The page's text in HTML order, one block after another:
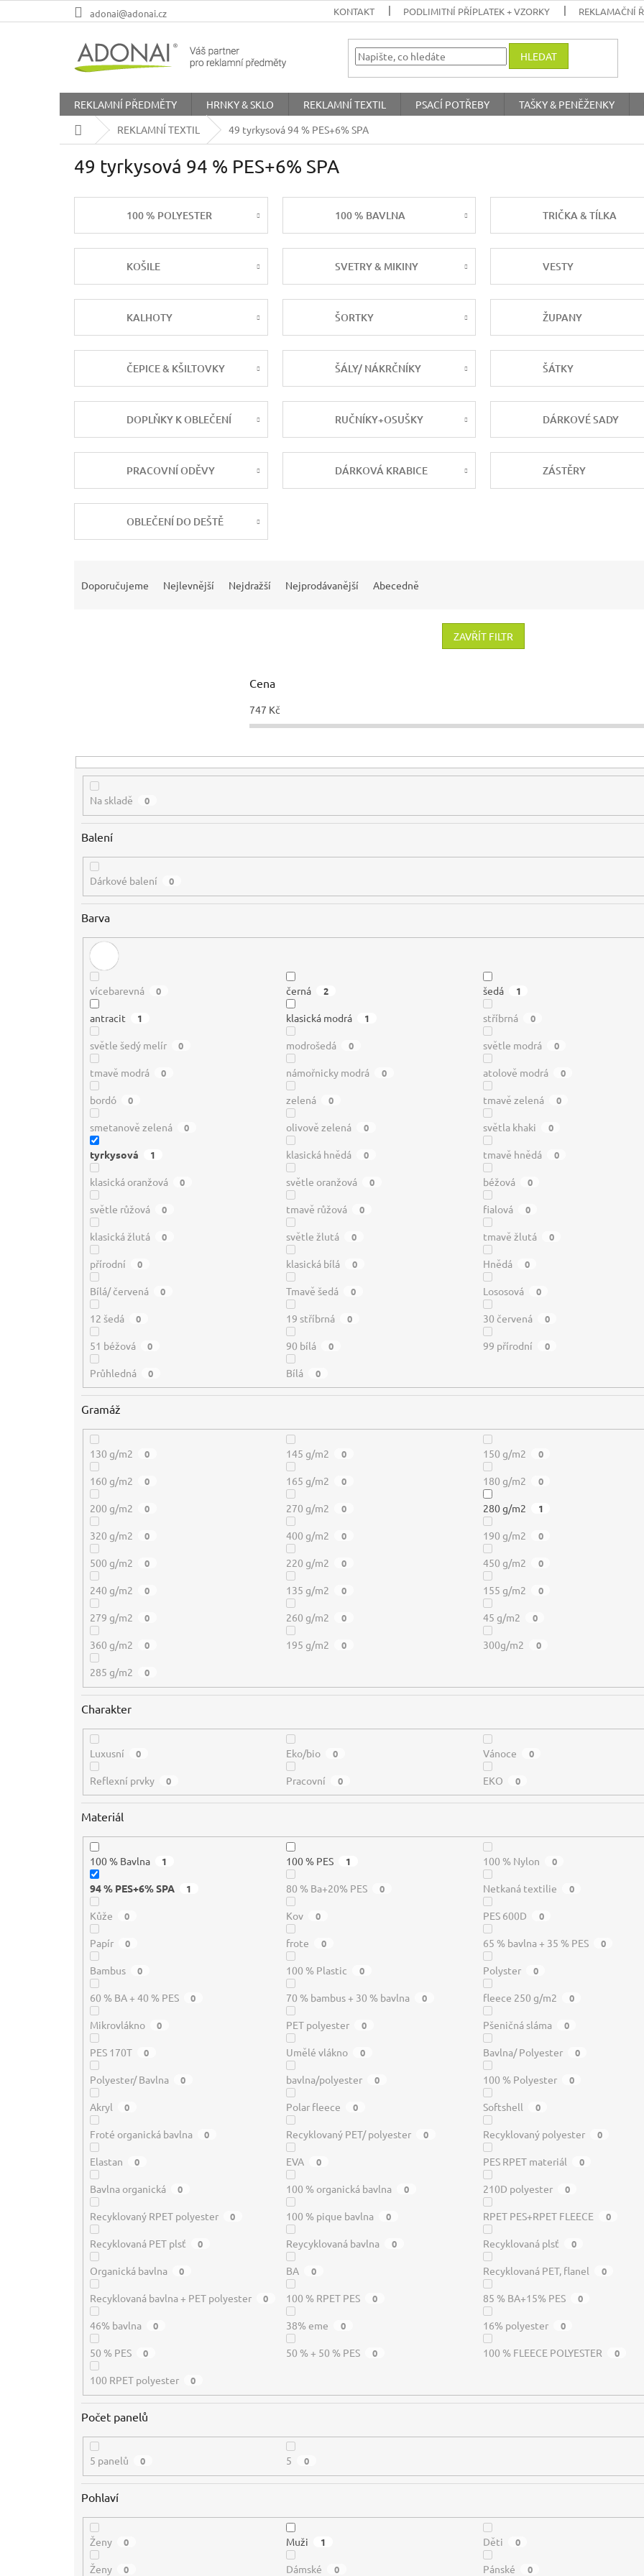
na
adonai@adonai.cz KONTAKT PODLIMITNÍ PŘÍPLATEK + VZORKY REKLAMAČNÍ
HLEDAT
REKLAMNÍ PŘEDMĚTY HRNKY & SKLO REKLAMNÍ TEXTIL PSACÍ POTŘEBY TAŠKY & PENĚŽENKY
Domů
REKLAMNÍ TEXTIL 49 tyrkysová 94 % PES+6% SPA
49 tyrkysová 94 % PES+6% SPA
100 % POLYESTER 100 % BAVLNA TRIČKA & TÍLKA
KOŠILE SVETRY & MIKINY VESTY
KALHOTY ŠORTKY ŽUPANY
ČEPICE & KŠILTOVKY ŠÁLY/ NÁKRČNÍKY ŠÁTKY
DOPLŇKY K OBLEČENÍ RUČNÍKY+OSUŠKY DÁRKOVÉ SADY
PRACOVNÍ ODĚVY DÁRKOVÁ KRABICE ZÁSTĚRY
OBLEČENÍ DO DEŠTĚ
t
ů
Doporučujeme Nejlevnější Nejdražší Nejprodávanější Abecedně
ZAVŘÍT FILTR
Cena
747 Kč
Na skladě 0
Balení
Dárkové balení 0
Barva
vícebarevná 0 černá 2 šedá 1
antracit 1 klasická modrá 1 stříbrná 0
světle šedý melír 0 modrošedá 0 světle modrá 0
tmavě modrá 0 námořnicky modrá 0 atolově modrá 0
bordó 0 zelená 0 tmavě zelená 0
smetanově zelená 0 olivově zelená 0 světla khaki 0
tyrkysová 1 klasická hnědá 0 tmavě hnědá 0
klasická oranžová 0 světle oranžová 0 béžová 0
světle růžová 0 tmavě růžová 0 fialová 0
klasická žlutá 0 světle žlutá 0 tmavě žlutá 0
přírodní 0 klasická bílá 0 Hnědá 0
Bílá/ červená 0 Tmavě šedá 0 Lososová 0
12 šedá 0 19 stříbrná 0 30 červená 0
51 béžová 0 90 bílá 0 99 přírodní 0
Průhledná 0 Bílá 0
Gramáž
130 g/m2 0 145 g/m2 0 150 g/m2 0
160 g/m2 0 165 g/m2 0 180 g/m2 0
200 g/m2 0 270 g/m2 0 280 g/m2 1
320 g/m2 0 400 g/m2 0 190 g/m2 0
500 g/m2 0 220 g/m2 0 450 g/m2 0
240 g/m2 0 135 g/m2 0 155 g/m2 0
279 g/m2 0 260 g/m2 0 45 g/m2 0
360 g/m2 0 195 g/m2 0 300g/m2 0
285 g/m2 0
Charakter
Luxusní 0 Eko/bio 0 Vánoce 0
Reflexní prvky 0 Pracovní 0 EKO 0
Materiál
100 % Bavlna 1 100 % PES 1 100 % Nylon 0
94 % PES+6% SPA 1 80 % Ba+20% PES 0 Netkaná textilie 0
Kůže 0 Kov 0 PES 600D 0
Papír 0 frote 0 65 % bavlna + 35 % PES 0
Bambus 0 100 % Plastic 0 Polyster 0
60 % BA + 40 % PES 0 70 % bambus + 30 % bavlna 0 fleece 250 g/m2 0
Mikrovlákno 0 PET polyester 0 Pšeničná sláma 0
PES 170T 0 Umělé vlákno 0 Bavlna/ Polyester 0
Polyester/ Bavlna 0 bavlna/polyester 0 100 % Polyester 0
Akryl 0 Polar fleece 0 Softshell 0
Froté organická bavlna 0 Recyklovaný PET/ polyester 0 Recyklovaný polyester 0
Elastan 0 EVA 0 PES RPET materiál 0
Bavlna organická 0 100 % organická bavlna 0 210D polyester 0
Recyklovaný RPET polyester 0 100 % pique bavlna 0 RPET PES+RPET FLEECE 0
Recyklovaná PET plsť 0 Reycyklovaná bavlna 0 Recyklovaná plsť 0
Organická bavlna 0 BA 0 Recyklovaná PET, flanel 0
Recyklovaná bavlna + PET polyester 0 100 % RPET PES 0 85 % BA+15% PES 0
46% bavlna 0 38% eme 0 16% polyester 0
50 % PES 0 50 % + 50 % PES 0 100 % FLEECE POLYESTER 0
100 RPET polyester 0
Počet panelů
5 panelů 0 5 0
Pohlaví
Ženy 0 Muži 1 Děti 0
Ženy 0 Dámské 0 Pánské 0